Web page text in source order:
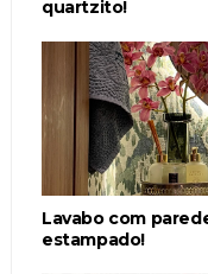
quartzito!
Lavabo com
estampado!